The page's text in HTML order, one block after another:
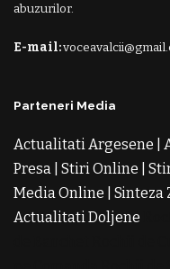
abuzurilor.
E-mail:
Parteneri Media
Actualitati Argesene
Presa Stiri Online
Media Online
Sinteza
Actualitati Doljene